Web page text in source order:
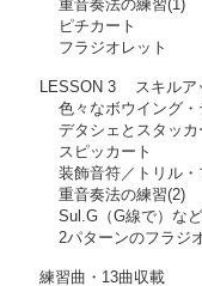
重音奏法の練習(1)
ピチカート
フラジオレット
LESSON 3 スキルア
色々なボウイング・
デタシェとスタッカ
スピッカート
装飾音符／トリル・
重音奏法の練習(2)
Sul.G（G線で）など
2パターンのフラジ
練習曲・13曲収載